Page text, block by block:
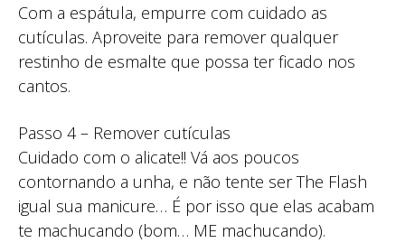
Com a espátula, empurre com cuidado as
cutículas. Aproveite para remover qualquer
restinho de esmalte que possa ter ficado nos
cantos.
Passo 4 – Remover cutículas
Cuidado com o alicate!! Vá aos poucos
contornando a unha, e não tente ser The Flash
igual sua manicure… É por isso que elas acabam
te machucando (bom… ME machucando).